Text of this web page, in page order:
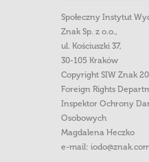
Społeczny Instytut
Znak Sp. z o.o.,
ul. Kościuszki 37,
30-105 Kraków
Copyright SIW Znak
Foreign Rights
Inspektor Ochrony
Osobowych
Magdalena Heczko
e-mail: